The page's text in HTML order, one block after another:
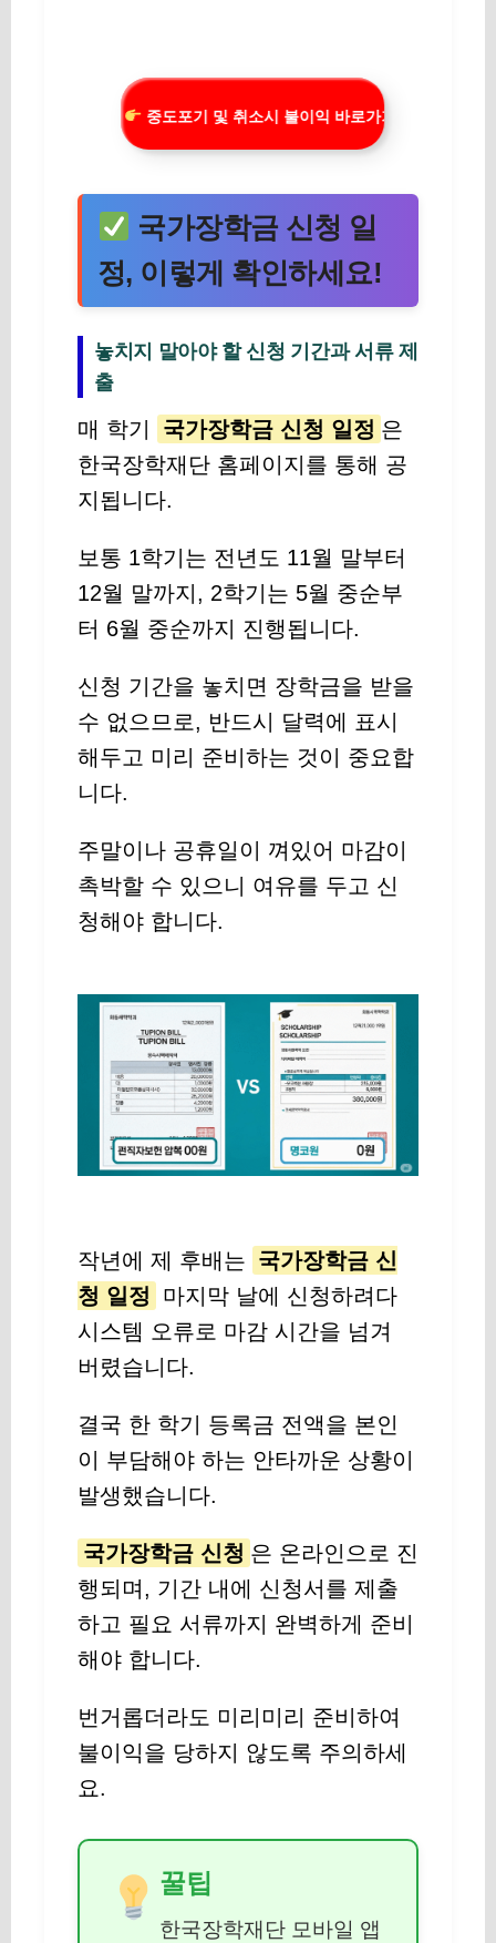
중도포기 및 취소시 불이익 바로가기
국가장학금 신청 일
정, 이렇게 확인하세요!
놓치지 말아야 할 신청 기간과 서류 제
출
매 학기 국가장학금 신청 일정 은
한국장학재단 홈페이지를 통해 공
지됩니다.
보통 1학기는 전년도 11월 말부터
12월 말까지, 2학기는 5월 중순부
터 6월 중순까지 진행됩니다.
신청 기간을 놓치면 장학금을 받을
수 없으므로, 반드시 달력에 표시
해두고 미리 준비하는 것이 중요합
니다.
주말이나 공휴일이 껴있어 마감이
촉박할 수 있으니 여유를 두고 신
청해야 합니다.
작년에 제 후배는 국가장학금 신
청 일정
마지막 날에 신청하려다
시스템 오류로 마감 시간을 넘겨
버렸습니다.
결국 한 학기 등록금 전액을 본인
이 부담해야 하는 안타까운 상황이
발생했습니다.
국가장학금 신청 은 온라인으로 진
행되며, 기간 내에 신청서를 제출
하고 필요 서류까지 완벽하게 준비
해야 합니다.
번거롭더라도 미리미리 준비하여
불이익을 당하지 않도록 주의하세
요.
꿀팁
한국장학재단 모바일 앱